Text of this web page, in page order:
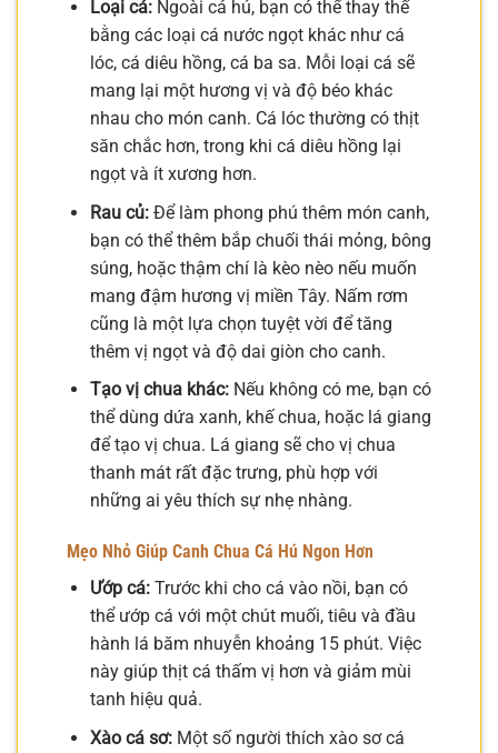
Loại cá:Ngoài cá hú, bạn có thể thay thế
bằng các loại cá nước ngọt khác như cá
lóc, cá diêu hồng, cá ba sa. Mỗi loại cá sẽ
mang lại một hương vị và độ béo khác
nhau cho món canh. Cá lóc thường có thịt
săn chắc hơn, trong khi cá diêu hồng lại
ngọt và ít xương hơn.
Rau củ:Để làm phong phú thêm món canh,
bạn có thể thêm bắp chuối thái mỏng, bông
súng, hoặc thậm chí là kèo nèo nếu muốn
mang đậm hương vị miền Tây. Nấm rơm
cũng là một lựa chọn tuyệt vời để tăng
thêm vị ngọt và độ dai giòn cho canh.
Tạo vị chua khác:Nếu không có me, bạn có
thể dùng dứa xanh, khế chua, hoặc lá giang
để tạo vị chua. Lá giang sẽ cho vị chua
thanh mát rất đặc trưng, phù hợp với
những ai yêu thích sự nhẹ nhàng.
Mẹo Nhỏ Giúp Canh Chua Cá Hú Ngon Hơn
Ướp cá:Trước khi cho cá vào nồi, bạn có
thể ướp cá với một chút muối, tiêu và đầu
hành lá băm nhuyễn khoảng 15 phút. Việc
này giúp thịt cá thấm vị hơn và giảm mùi
tanh hiệu quả.
Xào cá sơ:Một số người thích xào sơ cá